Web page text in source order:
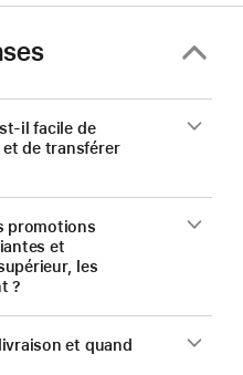
nouveau Mac.
il facile de
de transférer
promotions
et
les
?
et quand